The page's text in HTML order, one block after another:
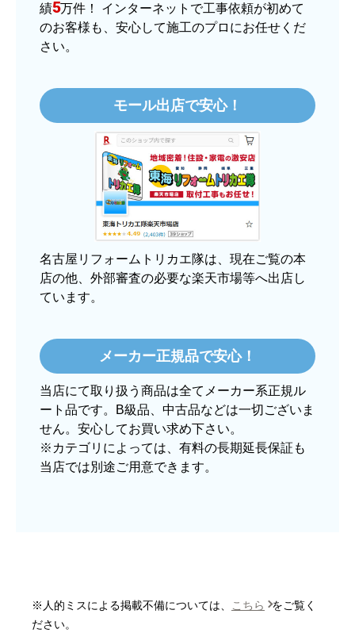
文時期】2025年11月頃（モバイルから）
【このショップを選んだ理由は？】
【注文からどのくらいで届きましたか？】
3日程で届きました。発送作業が早かったです。
【その他感想・コメント】
大手ネットショップよりも結構安いところで買う
のは不安でしたが、発送もかなり早くて、梱包も
丁寧でした。
2025年12月24日 21:44
欲しい商品をスムーズに注文できましたか？
はい
ショップからの連絡や対応は適切でしたか？
はい
予定の期日までに商品が届きましたか？
績5万件！ インターネットで工事依頼が初めて
のお客様も、安心して施工のプロにお任せくだ
さい。
モール出店で安心！
名古屋リフォームトリカエ隊は、現在ご覧の本
店の他、外部審査の必要な楽天市場等へ出店し
ています。
メーカー正規品で安心！
当店にて取り扱う商品は全てメーカー系正規ル
ート品です。B級品、中古品などは一切ございま
せん。安心してお買い求め下さい。
※カテゴリによっては、有料の長期延長保証も
当店では別途ご用意できます。
※人的ミスによる掲載不備については、 こちら
をご覧く
ださい。